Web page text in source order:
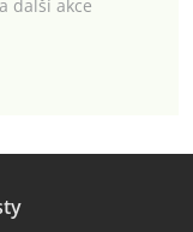
další akce